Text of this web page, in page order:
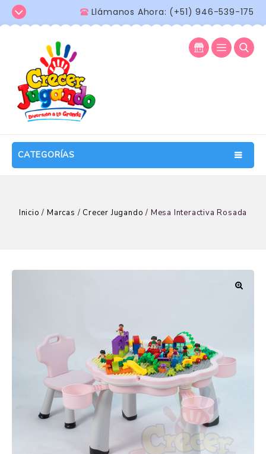
Llámanos Ahora: (+51) 946-539-175
CATEGORÍAS
Inicio / Marcas / Crecer Jugando / Mesa Interactiva Rosada